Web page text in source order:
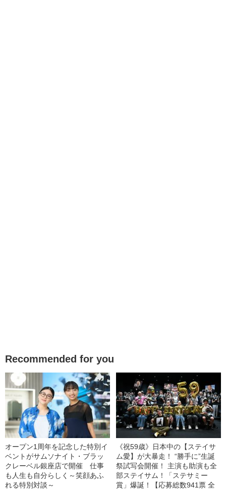
Recommended for you
オープン1周年を記念した特別イ
ベントがサムソナイト・ブラッ
クレーベル銀座店で開催 仕事
も人生も自分らしく～笑顔あふ
れる特別対談～
《祝59歳》日本中の【ステイサ
ム愛】が大暴走！ “勝手に”生誕
祭試写会開催！ 主演も助演も全
部ステイサム！「ステサミー
賞」爆誕！【応募総数941票 全